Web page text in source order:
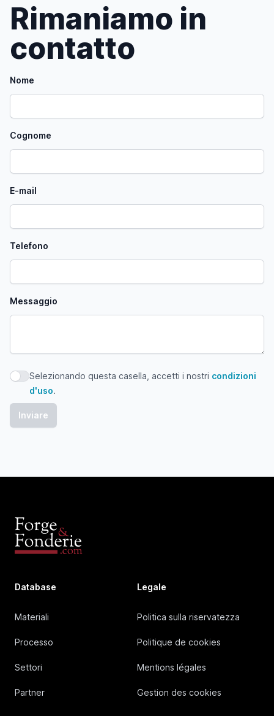
Rimaniamo in
contatto
Nome
Cognome
E-mail
Telefono
Messaggio
Selezionando questa casella, accetti i nostri condizioni
Selezionando questa casella, accetti i nostri condizioni
d'uso.
Database
Materiali
Processo
Settori
Partner
Legale
Politica sulla riservatezza
Politique de cookies
Mentions légales
Gestion des cookies